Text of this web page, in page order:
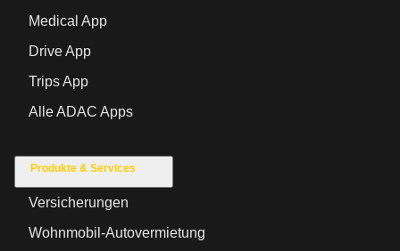
Medical App
Drive App
Trips App
Alle ADAC Apps
Produkte & Services
Versicherungen
Wohnmobil-Autovermietung